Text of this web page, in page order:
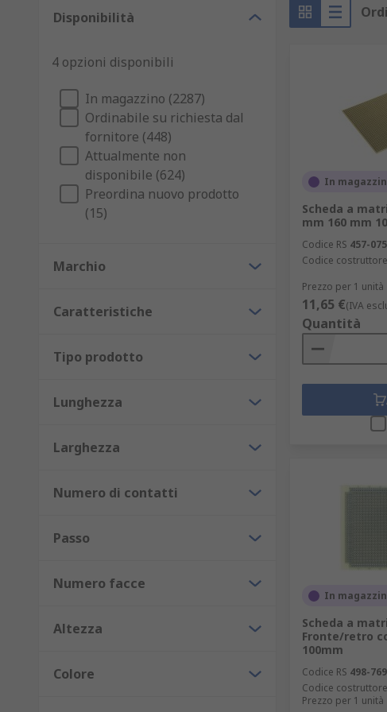
Nuovi prodotti
Per fini di modellazione
Applicazioni della prototipazione PCB
I circuiti stampati collegano i componenti attraverso
gamma di situazioni. Le aree includono:
Dispositivi medicali
Apparecchiature industriali
Strumentazione nel settore aerospaziale
La prototipazione PCB copre ad esempio le seguenti aree:
Pulizia PCB
Gestione PCB
Disponibilità
4 opzioni disponibili
In magazzino (2287)
Ordinabile su richiesta dal
fornitore (448)
Attualmente non
disponibile (624)
Preordina nuovo prodotto
(15)
Marchio
Caratteristiche
Tipo prodotto
Lunghezza
Larghezza
Numero di contatti
Passo
Numero facce
Altezza
Colore
In
Scheda a
mm 160 mm
Codice RS 457-
Codice costruttore
Prezzo per 1 unità
11,65 €(IVA
Quantità
In
Scheda a
Fronte/retro
100mm
Codice RS 498-
Codice costruttore
Prezzo per 1 unità